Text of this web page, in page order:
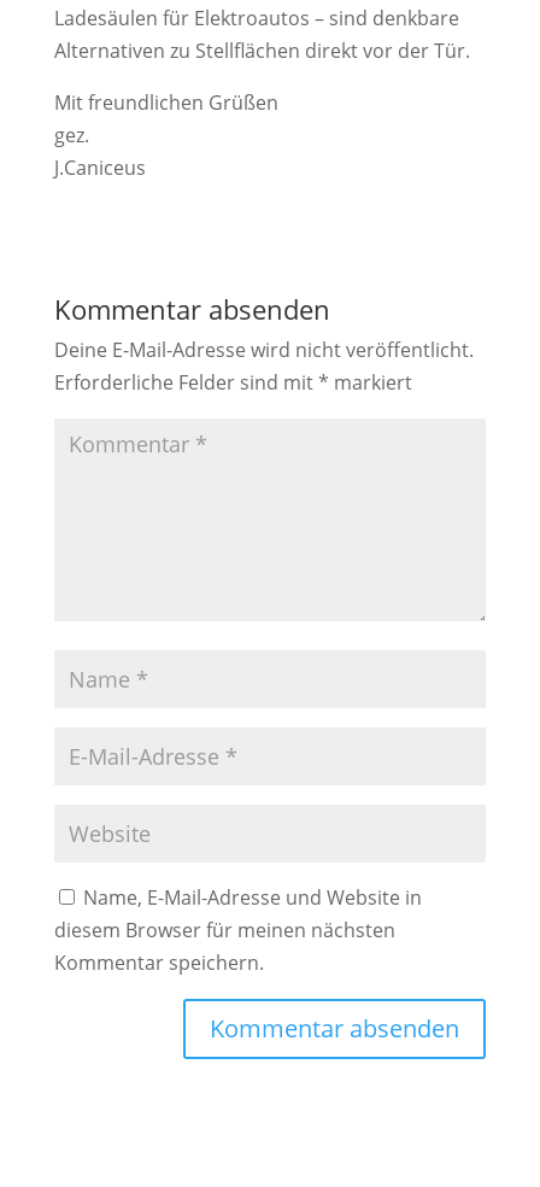
Ladesäulen für Elektroautos – sind denkbare
Alternativen zu Stellflächen direkt vor der Tür.
Mit freundlichen Grüßen
gez.
J.Caniceus
Kommentar absenden
Deine E-Mail-Adresse wird nicht veröffentlicht.
Erforderliche Felder sind mit* markiert
Name, E-Mail-Adresse und Website in
diesem Browser für meinen nächsten
Kommentar speichern.